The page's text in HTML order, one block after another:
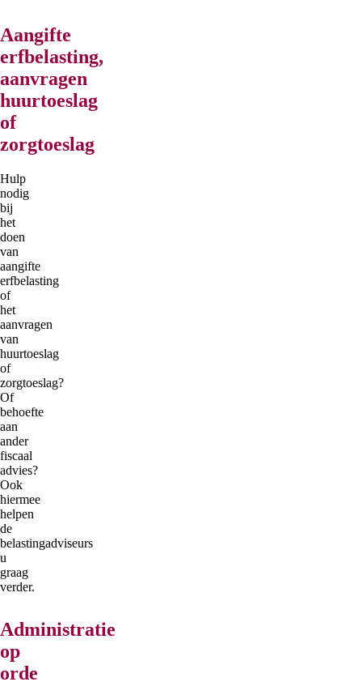
Aangifte
erfbelasting,
aanvragen
huurtoeslag
of
zorgtoeslag
Hulp
nodig
bij
het
doen
van
aangifte
erfbelasting
of
het
aanvragen
van
huurtoeslag
of
zorgtoeslag?
Of
behoefte
aan
ander
fiscaal
advies?
Ook
hiermee
helpen
de
belastingadviseurs
u
graag
verder.
Administratie
op
orde